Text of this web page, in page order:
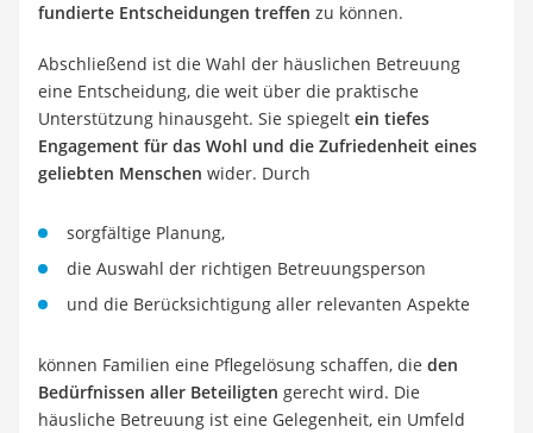
fundierte Entscheidungen treffen zu können.
Abschließend ist die Wahl der häuslichen Betreuung
eine Entscheidung, die weit über die praktische
Unterstützung hinausgeht. Sie spiegelt ein tiefes
Engagement für das Wohl und die Zufriedenheit eines
geliebten Menschen wider. Durch
sorgfältige Planung,
die Auswahl der richtigen Betreuungsperson
und die Berücksichtigung aller relevanten Aspekte
können Familien eine Pflegelösung schaffen, die den
Bedürfnissen aller Beteiligten gerecht wird. Die
häusliche Betreuung ist eine Gelegenheit, ein Umfeld